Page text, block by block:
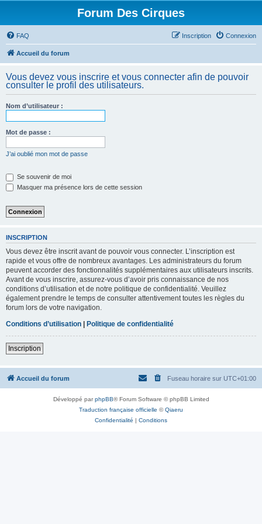
Forum Des Cirques
FAQ Connexion
Inscription
Accueil du forum
Vous devez vous inscrire et vous connecter afin de pouvoir
consulter le profil des utilisateurs.
Nom d’utilisateur :
Mot de passe :
J’ai oublié mon mot de passe
Se souvenir de moi
Masquer ma présence lors de cette session
INSCRIPTION
Vous devez être inscrit avant de pouvoir vous connecter. L’inscription est
rapide et vous offre de nombreux avantages. Les administrateurs du forum
peuvent accorder des fonctionnalités supplémentaires aux utilisateurs inscrits.
Avant de vous inscrire, assurez-vous d’avoir pris connaissance de nos
conditions d’utilisation et de notre politique de confidentialité. Veuillez
également prendre le temps de consulter attentivement toutes les règles du
forum lors de votre navigation.
Conditions d’utilisation | Politique de confidentialité
Inscription
Accueil du forum Fuseau horaire sur UTC+01:00
Développé parphpBB® Forum Software © phpBB Limited
Traduction française officielle ©Qiaeru
Confidentialité | Conditions